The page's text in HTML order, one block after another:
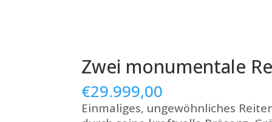
Zwei monumentale
€29.999,00
Einmaliges, ungewöhnliches